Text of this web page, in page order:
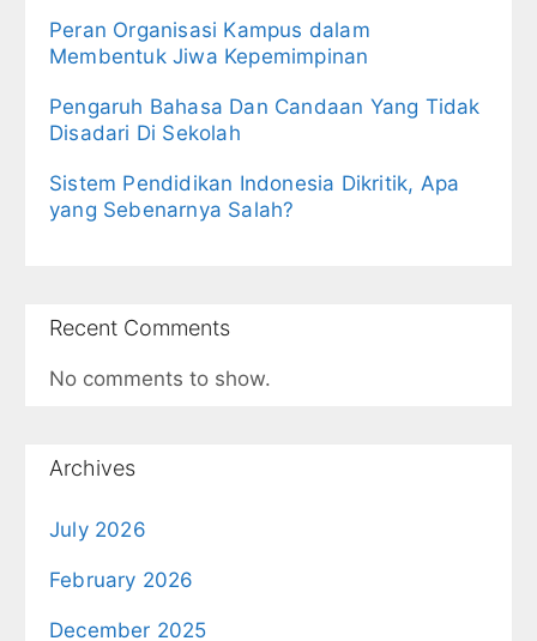
Peran Organisasi Kampus dalam
Membentuk Jiwa Kepemimpinan
Pengaruh Bahasa Dan Candaan Yang Tidak
Disadari Di Sekolah
Sistem Pendidikan Indonesia Dikritik, Apa
yang Sebenarnya Salah?
Recent Comments
No comments to show.
Archives
July 2026
February 2026
December 2025